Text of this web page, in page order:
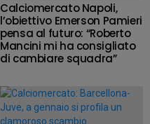
Calciomercato Napoli,
l’obiettivo Emerson Pamieri
pensa al futuro: “Roberto
Mancini mi ha consigliato
di cambiare squadra”